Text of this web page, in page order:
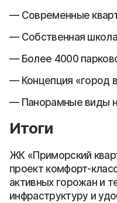
Современные
Собственная
Более 4000
Концепция «город
Панорамные виды
Итоги
ЖК «Приморский
проект комфорт-
активных горожан и
инфраструктуру и